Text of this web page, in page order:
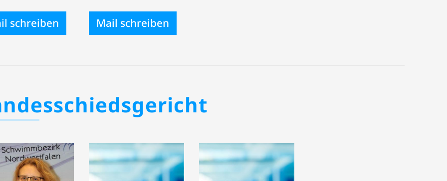
schreiben Mail schreiben